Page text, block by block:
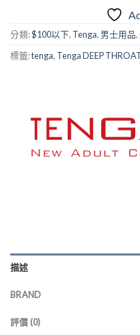
分類:$100以下, Tenga, 男士用品,
標籤:tenga, Tenga DEEP
描述
BRAND
評價 (0)